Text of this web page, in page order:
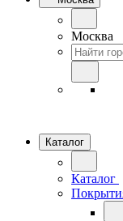
Москва
Каталог
Каталог